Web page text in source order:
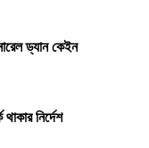
ড্যান কেইন
নির্দেশ